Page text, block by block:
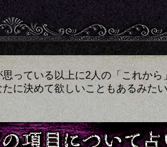
っている以上に2人の「これか
たに決めて欲しいこともあるみ